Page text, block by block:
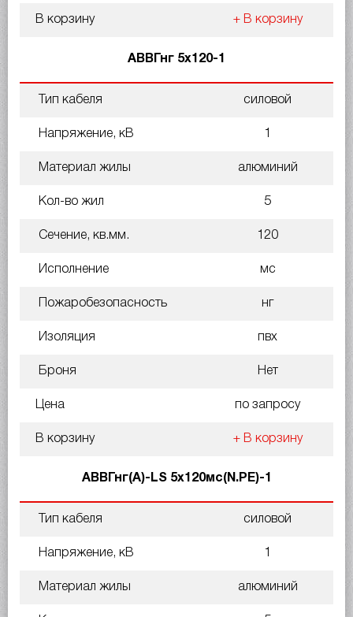
В корзину + В корзину
АВВГнг 5х120-1
Тип кабеля силовой
Напряжение, кВ 1
Материал жилы алюминий
Кол-во жил 5
Сечение, кв.мм. 120
Исполнение мс
Пожаробезопасность нг
Изоляция пвх
Броня Нет
Цена по запросу
В корзину + В корзину
АВВГнг(A)-LS 5х120мс(N.PE)-1
Тип кабеля силовой
Напряжение, кВ 1
Материал жилы алюминий